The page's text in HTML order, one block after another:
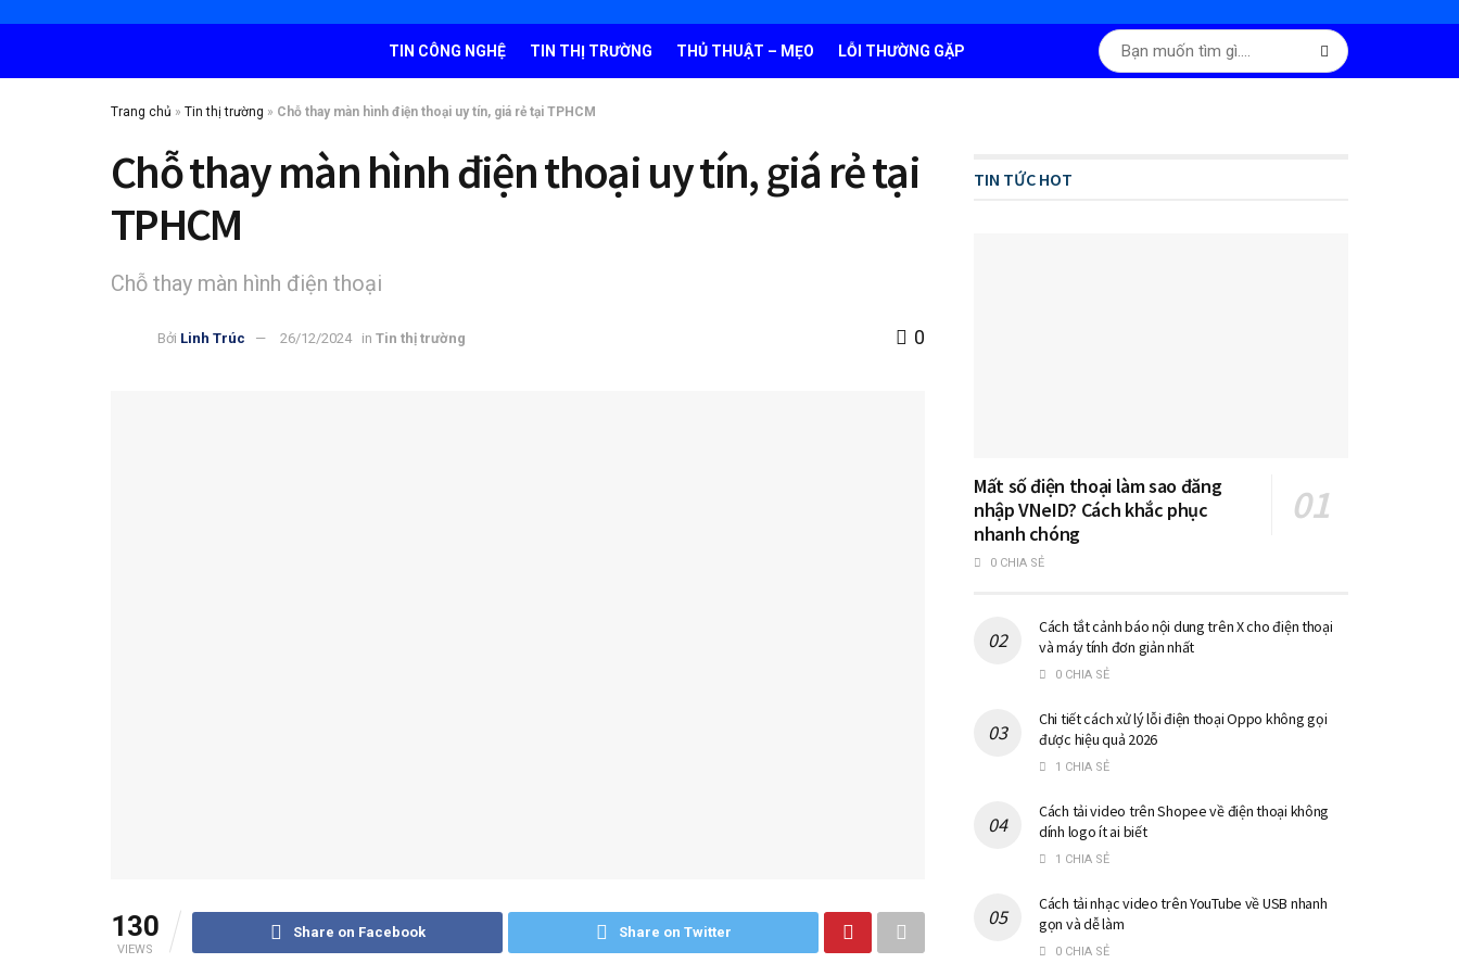
TIN CÔNG NGHỆ TIN THỊ TRƯỜNG THỦ THUẬT – MẸO LỖI THƯỜNG GẶP
Trang chủ » Tin thị trường » Chỗ thay màn hình điện thoại uy tín, giá rẻ tại TPHCM
Chỗ thay màn hình điện thoại uy tín, giá rẻ tại
TPHCM
Chỗ thay màn hình điện thoại
Bởi Linh Trúc 26/12/2024 in Tin thị trường 0
130
VIEWS
Share on Facebook Share on Twitter
TIN TỨC HOT
Mất số điện thoại làm sao đăng
nhập VNeID? Cách khắc phục
nhanh chóng
0 CHIA SẺ
Cách tắt cảnh báo nội dung trên X cho điện thoại
và máy tính đơn giản nhất
0 CHIA SẺ
Chi tiết cách xử lý lỗi điện thoại Oppo không gọi
được hiệu quả 2026
1 CHIA SẺ
Cách tải video trên Shopee về điện thoại không
dính logo ít ai biết
1 CHIA SẺ
Cách tải nhạc video trên YouTube về USB nhanh
gọn và dễ làm
0 CHIA SẺ